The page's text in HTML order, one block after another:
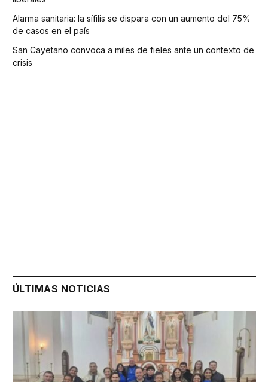
Alarma sanitaria: la sífilis se dispara con un aumento del 75%
de casos en el país
San Cayetano convoca a miles de fieles ante un contexto de
crisis
ÚLTIMAS NOTICIAS